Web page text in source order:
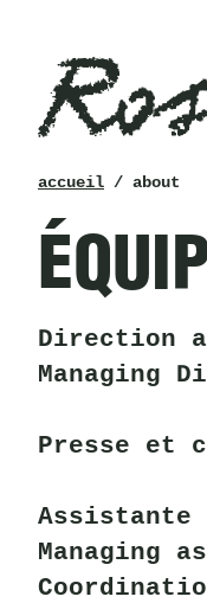
fil
accueil / about
Direction
Managing
Presse et
Managing